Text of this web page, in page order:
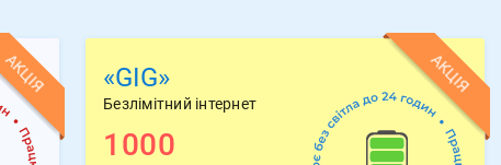
АКЦІЯ АКЦІЯ
«GIG»
Безлімітний інтернет
1000